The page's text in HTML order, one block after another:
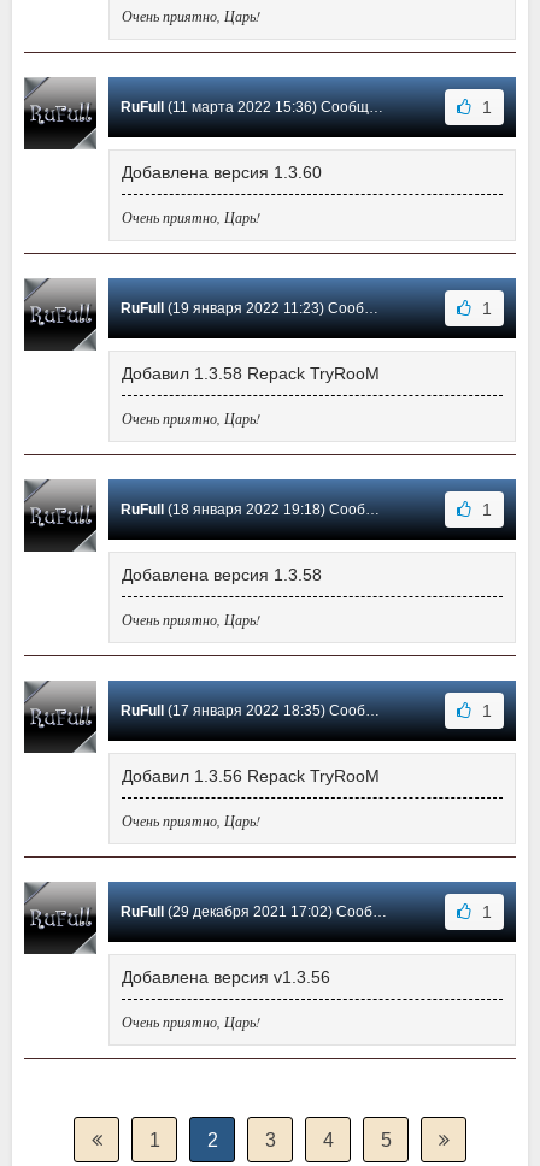
Очень приятно, Царь!
RuFull (11 марта 2022 15:36) Сообщение #49 1
Добавлена версия 1.3.60
Очень приятно, Царь!
RuFull (19 января 2022 11:23) Сообщение #48 1
Добавил 1.3.58 Repack TryRooM
Очень приятно, Царь!
RuFull (18 января 2022 19:18) Сообщение #47 1
Добавлена версия 1.3.58
Очень приятно, Царь!
RuFull (17 января 2022 18:35) Сообщение #46 1
Добавил 1.3.56 Repack TryRooM
Очень приятно, Царь!
RuFull (29 декабря 2021 17:02) Сообщение #45 1
Добавлена версия v1.3.56
Очень приятно, Царь!
1 2 3 4 5